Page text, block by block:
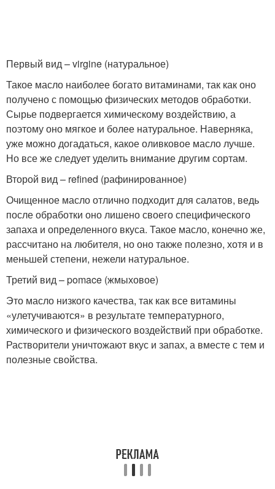
Первый вид – virgine (натуральное)
Такое масло наиболее богато витаминами, так как оно
получено с помощью физических методов обработки.
Сырье подвергается химическому воздействию, а
поэтому оно мягкое и более натуральное. Наверняка,
уже можно догадаться, какое оливковое масло лучше.
Но все же следует уделить внимание другим сортам.
Второй вид – refined (рафинированное)
Очищенное масло отлично подходит для салатов, ведь
после обработки оно лишено своего специфического
запаха и определенного вкуса. Такое масло, конечно же,
рассчитано на любителя, но оно также полезно, хотя и в
меньшей степени, нежели натуральное.
Третий вид – pomace (жмыховое)
Это масло низкого качества, так как все витамины
«улетучиваются» в результате температурного,
химического и физического воздействий при обработке.
Растворители уничтожают вкус и запах, а вместе с тем и
полезные свойства.